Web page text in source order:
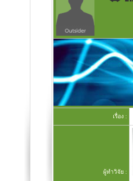
เรื่อง :
ผู้ทำวิจัย :